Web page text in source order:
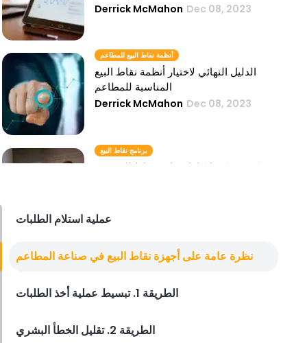
Derrick McMahon Dec 08, 2023
أنظمة نقاط البيع للمطاعم
الدليل النهائي لاختيار أنظمة نقاط البيع
المناسبة للمطاعم
Derrick McMahon Dec 08, 2023
برنامج نقاط البيع
كيف يمكن لتكامل برامج نقاط البيع رفع
كيف يمكن لمحطة POS الصحيحة تبسيط
Derrick McMahon
عملية استلام الطلبات
نظرة عامة على أجهزة نقاط البيع في صناعة المطاعم
الطريقة 1. تبسيط عملية أخذ الطلبات
الطريقة 2. تقليل الخطأ البشري